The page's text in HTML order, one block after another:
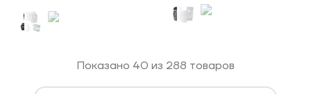
Показано 40 из 288 товаров